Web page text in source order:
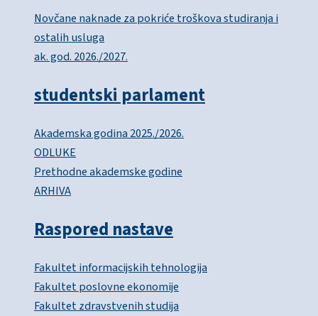
Novčane naknade za pokriće troškova studiranja i
ostalih usluga
ak. god. 2026./2027.
studentski parlament
Akademska godina 2025./2026.
ODLUKE
Prethodne akademske godine
ARHIVA
Raspored nastave
Fakultet informacijskih tehnologija
Fakultet poslovne ekonomije
Fakultet zdravstvenih studija